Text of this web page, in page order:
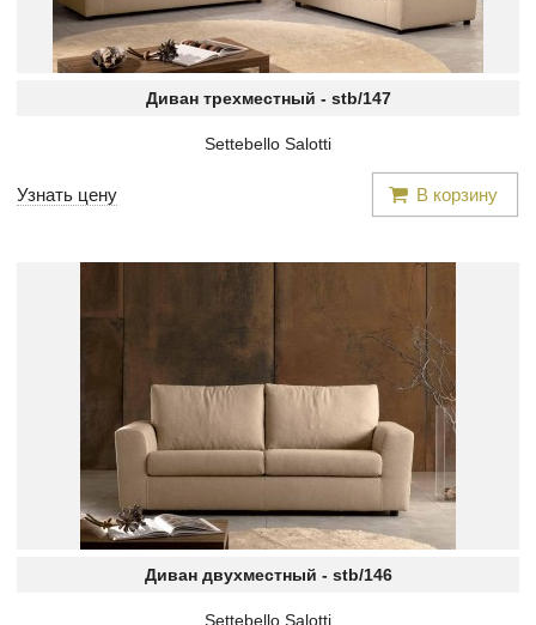
Диван трехместный - stb/147
Settebello Salotti
Узнать цену В корзину
Диван двухместный - stb/146
Settebello Salotti